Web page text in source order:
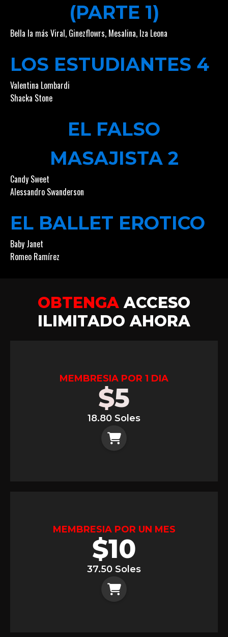
(PARTE 1)
Bella la más Viral, Ginezflowrs, Mesalina, Iza Leona
LOS ESTUDIANTES 4
Valentina Lombardi
Shacka Stone
EL FALSO
MASAJISTA 2
Candy Sweet
Alessandro Swanderson
EL BALLET EROTICO
Baby Janet
Romeo Ramírez
OBTENGA ACCESO
ILIMITADO AHORA
MEMBRESIA POR 1 DIA
$5
18.80 Soles
MEMBRESIA POR UN MES
$10
37.50 Soles